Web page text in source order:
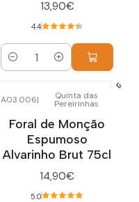
13,90€
4.4
Cantidad
Agotado
A03.006| Quinta das
Pereirinhas
Foral de Monção
Espumoso
Alvarinho Brut 75cl
14,90€
5.0